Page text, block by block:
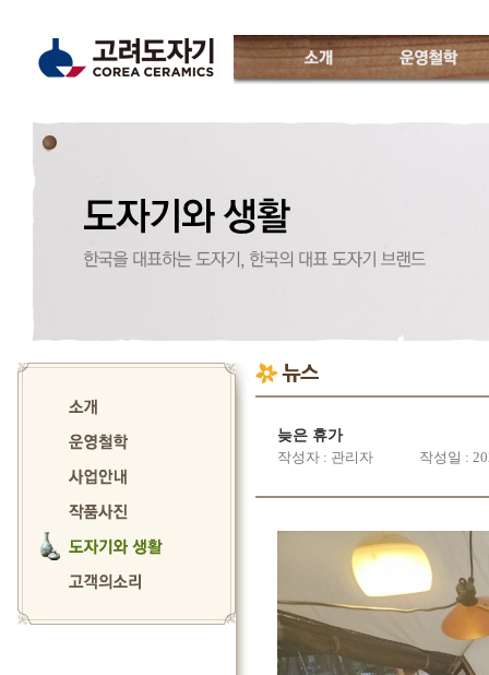
소개 운영철학
CI소개
월별일정
오시는 길
늦은 휴가
작성자 : 관리자 작성일 :